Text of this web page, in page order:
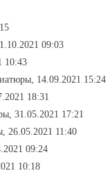
09:03
10:43
14.09.2021 15:24
18:31
31.05.2021 17:21
26.05.2021 11:40
09:24
10:18